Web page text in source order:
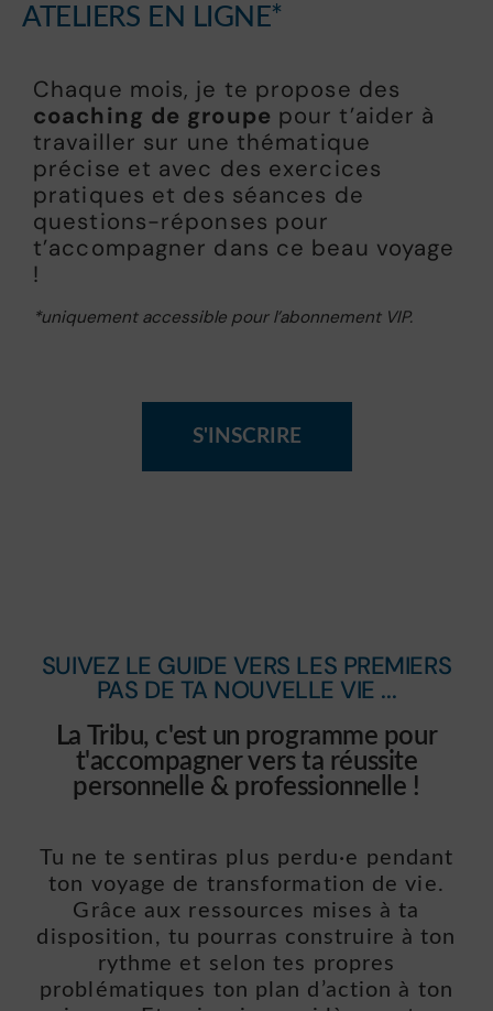
ATELIERS EN LIGNE*
Chaque mois, je te propose des
coaching de groupe pour t’aider à
travailler sur une thématique
précise et avec des exercices
pratiques et des séances de
questions-réponses pour
t’accompagner dans ce beau voyage
!
*uniquement accessible pour l’abonnement VIP.
S'INSCRIRE
SUIVEZ LE GUIDE VERS LES PREMIERS
PAS DE TA NOUVELLE VIE ...
La Tribu, c'est un programme pour
t'accompagner vers ta réussite
personnelle & professionnelle !
Tu ne te sentiras plus perdu·e pendant
ton voyage de transformation de vie.
Grâce aux ressources mises à ta
disposition, tu pourras construire à ton
rythme et selon tes propres
problématiques ton plan d’action à ton